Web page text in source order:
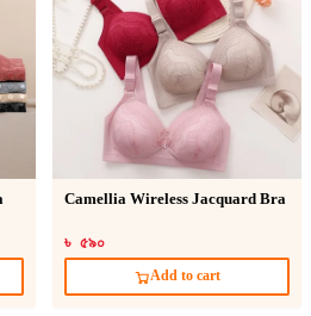
Camellia Wireless Jacquard Bra
৳ ৫৯০
Add to cart